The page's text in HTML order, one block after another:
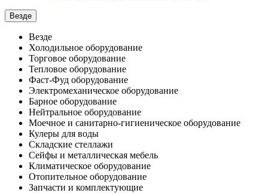
Везде
Везде
Холодильное оборудование
Торговое оборудование
Тепловое оборудование
Фаст-Фуд оборудование
Электромеханическое оборудование
Барное оборудование
Нейтральное оборудование
Моечное и санитарно-гигиеническое оборудование
Кулеры для воды
Складские стеллажи
Сейфы и металлическая мебель
Климатическое оборудование
Отопительное оборудование
Запчасти и комплектующие